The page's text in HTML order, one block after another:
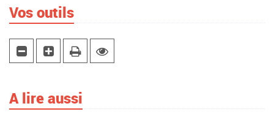
Vos outils
A lire aussi